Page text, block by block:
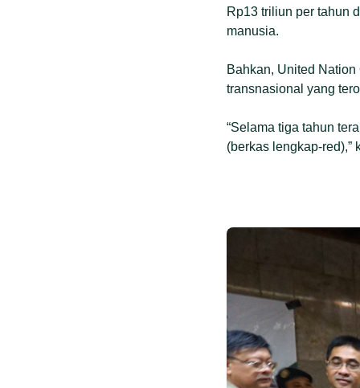
Rp13 triliun per tahun
manusia.
Bahkan, United
transnasional yang
“Selama tiga tahun
(berkas lengkap-